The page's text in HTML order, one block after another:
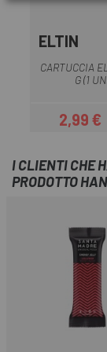
ELTIN
CARTUCCIA
G (1
2,99 €
I CLIENTI CHE
PRODOTTO